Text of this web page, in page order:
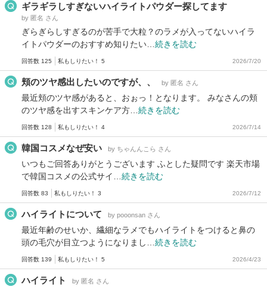
ギラギラしすぎないハイライトパウダー探してます
by 匿名 さん
ぎらぎらしすぎるのが苦手で大粒？のラメが入ってないハイラ
イトパウダーのおすすめ知りたい… 続きを読む
回答数 125 私もしりたい！ 5 2026/7/20
頬のツヤ感出したいのですが、、 by 匿名 さん
最近頬のツヤ感があると、おぉっ！となります。 みなさんの頬
のツヤ感を出すスキンケア方… 続きを読む
回答数 128 私もしりたい！ 4 2026/7/14
韓国コスメなぜ安い by ちゃんんこら さん
いつもご回答ありがとうございます ふとした疑問です 楽天市場
で韓国コスメの公式サイ… 続きを読む
回答数 83 私もしりたい！ 3 2026/7/12
ハイライトについて by pooonsan さん
最近年齢のせいか、繊細なラメでもハイライトをつけると鼻の
頭の毛穴が目立つようになりまし… 続きを読む
回答数 139 私もしりたい！ 5 2026/4/23
ハイライト by 匿名 さん